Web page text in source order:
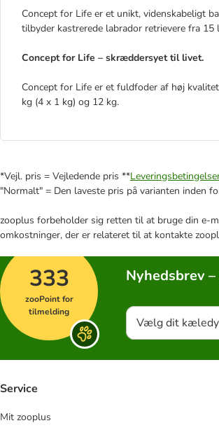
Concept for Life er et unikt, videnskabeligt
tilbyder kastrerede labrador retrievere fra
Concept for Life – skræddersyet til livet.
Concept for Life er et fuldfoder af høj
kg (4 x 1 kg) og 12 kg.
*Vejl. pris = Vejledende pris **
"Normalt" = Den laveste pris på varianten inden
zooplus forbeholder sig retten til at bruge din e-
omkostninger, der er relateret til at kontakte
333
zooPoint for
tilmelding
Nyhedsbrev
Vælg dit
Service
Mit zooplus